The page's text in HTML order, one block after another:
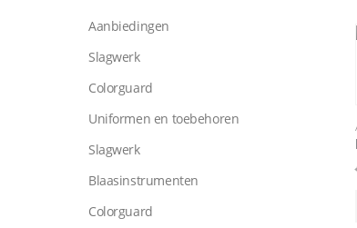
Aanbiedingen
Slagwerk
Colorguard
Uniformen en toebehoren
Slagwerk
Blaasinstrumenten
Colorguard